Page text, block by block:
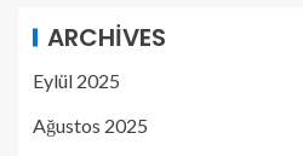
ARCHIVES
Eylül 2025
Ağustos 2025